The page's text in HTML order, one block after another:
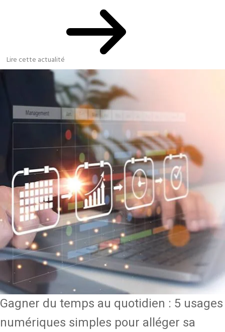
Lire cette actualité
Gagner du temps au quotidien : 5 usages
numériques simples pour alléger sa